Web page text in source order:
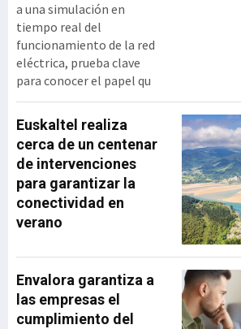
a una simulación en
tiempo real del
funcionamiento de la red
eléctrica, prueba clave
para conocer el papel qu
Euskaltel realiza
cerca de un centenar
de intervenciones
para garantizar la
conectividad en
verano
Envalora garantiza a
las empresas el
cumplimiento del